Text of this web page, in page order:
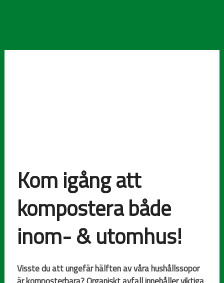
Kom igång att
kompostera både
inom- & utomhus!
Visste du att ungefär hälften av våra hushållssopor